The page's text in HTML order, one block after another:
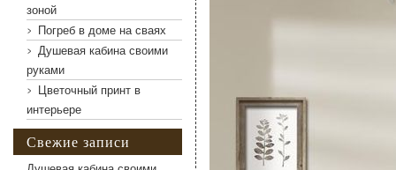
зоной
Погреб в доме на сваях
Душевая кабина своими
руками
Цветочный принт в
интерьере
Свежие записи